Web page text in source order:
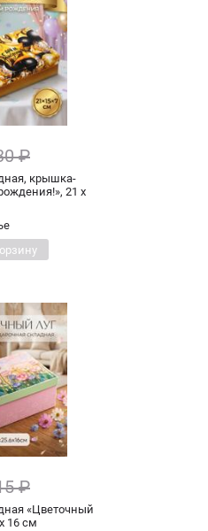
₽
крышка-
21 х
₽
«Цветочный
16 см